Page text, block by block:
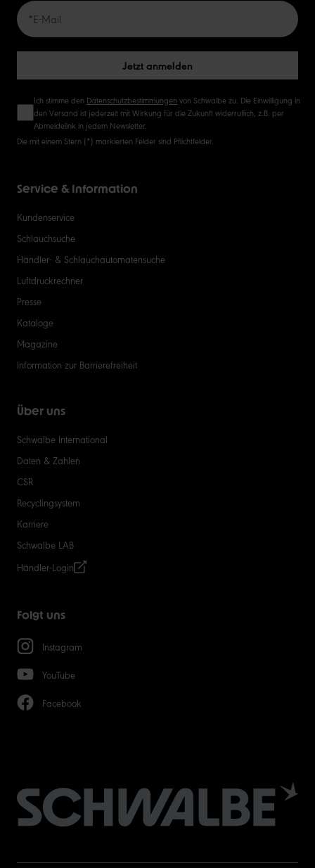
Jetzt anmelden
Ich stimme den Datenschutzbestimmungen von Schwalbe zu. Die Einwilligung in
den Versand ist jederzeit mit Wirkung für die Zukunft widerruflich, z.B. per
Abmeldelink in jedem Newsletter.
Die mit einem Stern (*) markierten Felder sind Pflichtfelder.
Service & Information
Kundenservice
Schlauchsuche
Händler- & Schlauchautomatensuche
Luftdruckrechner
Presse
Kataloge
Magazine
Information zur Barrierefreiheit
Über uns
Schwalbe International
Daten & Zahlen
CSR
Recyclingsystem
Karriere
Schwalbe LAB
Händler-Login
Folgt uns
Instagram
YouTube
Facebook